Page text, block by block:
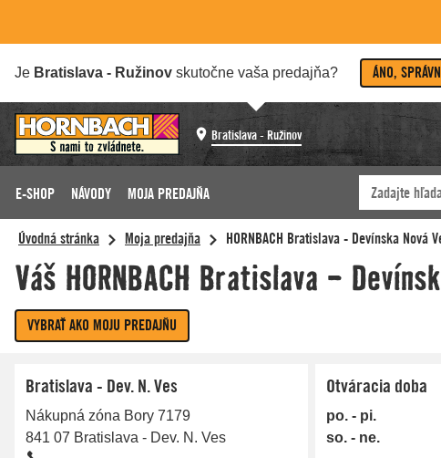
Je Bratislava - Ružinov skutočne vaša predajňa? ÁNO,
Bratislava - Ružinov
E-SHOP NÁVODY MOJA PREDAJŇA
Bratislava - Dev. N. Ves
Nákupná zóna Bory 7179
841 07 Bratislava - Dev. N. Ves
Otváracia doba
po. - pi.
so. - ne.